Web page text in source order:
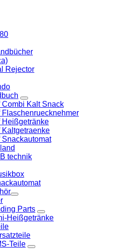
Rejector
Combi Kalt Snack
Flaschenruecknehmer
Heißgetränke
Kaltgetraenke
Snackautomat
technik
Parts
Heißgetränke
Teile